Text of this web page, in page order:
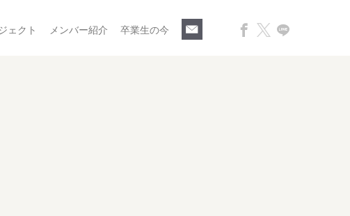
ェクト メンバー紹介 卒業生の今